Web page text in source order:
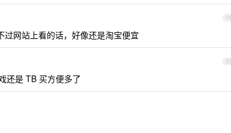
19
网站上看的话，好像还是淘宝便宜
20
还是 TB 买方便多了